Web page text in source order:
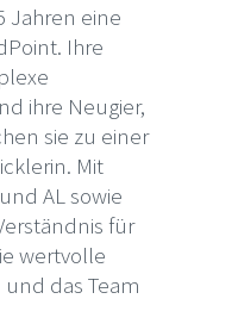
Jahren eine
Ihre
ihre Neugier,
sie zu einer
Mit
AL sowie
für
wertvolle
das Team